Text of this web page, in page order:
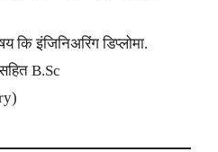
कि इंजिनिअरिंग डिप्लोमा.
B.Sc